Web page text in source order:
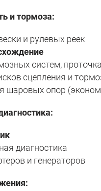
и тормоза:
и рулевых реек
систем,
сцепления и
шаровых опор
диагностика
и генераторов